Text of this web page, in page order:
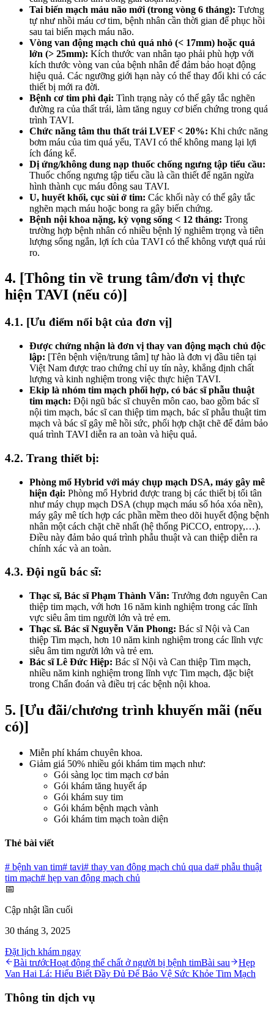
Tai biến mạch máu não mới (trong vòng 6 tháng): Tương
tự như nhồi máu cơ tim, bệnh nhân cần thời gian để phục hồi
sau tai biến mạch máu não.
Vòng van động mạch chủ quá nhỏ (< 17mm) hoặc quá
lớn (> 25mm): Kích thước van nhân tạo phải phù hợp với
kích thước vòng van của bệnh nhân để đảm bảo hoạt động
hiệu quả. Các ngưỡng giới hạn này có thể thay đổi khi có các
thiết bị mới ra đời.
Bệnh cơ tim phì đại: Tình trạng này có thể gây tắc nghẽn
đường ra của thất trái, làm tăng nguy cơ biến chứng trong quá
trình TAVI.
Chức năng tâm thu thất trái LVEF < 20%: Khi chức năng
bơm máu của tim quá yếu, TAVI có thể không mang lại lợi
ích đáng kể.
Dị ứng/không dung nạp thuốc chống ngưng tập tiểu cầu:
Thuốc chống ngưng tập tiểu cầu là cần thiết để ngăn ngừa
hình thành cục máu đông sau TAVI.
U, huyết khối, cục sùi ở tim: Các khối này có thể gây tắc
nghẽn mạch máu hoặc bong ra gây biến chứng.
Bệnh nội khoa nặng, kỳ vọng sống < 12 tháng: Trong
trường hợp bệnh nhân có nhiều bệnh lý nghiêm trọng và tiên
lượng sống ngắn, lợi ích của TAVI có thể không vượt quá rủi
ro.
4. [Thông tin về trung tâm/đơn vị thực
hiện TAVI (nếu có)]
4.1. [Ưu điểm nổi bật của đơn vị]
Được chứng nhận là đơn vị thay van động mạch chủ độc
lập: [Tên bệnh viện/trung tâm] tự hào là đơn vị đầu tiên tại
Việt Nam được trao chứng chỉ uy tín này, khẳng định chất
lượng và kinh nghiệm trong việc thực hiện TAVI.
Ekip là nhóm tim mạch phối hợp, có bác sĩ phẫu thuật
tim mạch: Đội ngũ bác sĩ chuyên môn cao, bao gồm bác sĩ
nội tim mạch, bác sĩ can thiệp tim mạch, bác sĩ phẫu thuật tim
mạch và bác sĩ gây mê hồi sức, phối hợp chặt chẽ để đảm bảo
quá trình TAVI diễn ra an toàn và hiệu quả.
4.2. Trang thiết bị:
Phòng mổ Hybrid với máy chụp mạch DSA, máy gây mê
hiện đại: Phòng mổ Hybrid được trang bị các thiết bị tối tân
như máy chụp mạch DSA (chụp mạch máu số hóa xóa nền),
máy gây mê tích hợp các phần mềm theo dõi huyết động bệnh
nhân một cách chặt chẽ nhất (hệ thống PiCCO, entropy,…).
Điều này đảm bảo quá trình phẫu thuật và can thiệp diễn ra
chính xác và an toàn.
4.3. Đội ngũ bác sĩ:
Thạc sĩ, Bác sĩ Phạm Thành Văn: Trưởng đơn nguyên Can
thiệp tim mạch, với hơn 16 năm kinh nghiệm trong các lĩnh
vực siêu âm tim người lớn và trẻ em.
Thạc sĩ. Bác sĩ Nguyễn Văn Phong: Bác sĩ Nội và Can
thiệp Tim mạch, hơn 10 năm kinh nghiệm trong các lĩnh vực
siêu âm tim người lớn và trẻ em.
Bác sĩ Lê Đức Hiệp: Bác sĩ Nội và Can thiệp Tim mạch,
nhiều năm kinh nghiệm trong lĩnh vực Tim mạch, đặc biệt
trong Chẩn đoán và điều trị các bệnh nội khoa.
5. [Ưu đãi/chương trình khuyến mãi (nếu
có)]
Miễn phí khám chuyên khoa.
Giảm giá 50% nhiều gói khám tim mạch như:
Gói sàng lọc tim mạch cơ bản
Gói khám tăng huyết áp
Gói khám suy tim
Gói khám bệnh mạch vành
Gói khám tim mạch toàn diện
Thẻ bài viết
# bệnh van tim# tavi# thay van động mạch chủ qua da# phẫu thuật
tim mạch# hẹp van động mạch chủ
📅
Cập nhật lần cuối
30 tháng 3, 2025
Đặt lịch khám ngay
Bài trướcHoạt động thể chất ở người bị bệnh timBài sau
Hẹp
Van Hai Lá: Hiểu Biết Đầy Đủ Để Bảo Vệ Sức Khỏe Tim Mạch
Thông tin dịch vụ